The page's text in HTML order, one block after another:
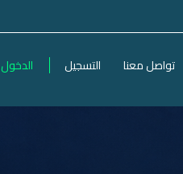
تواصل معنا التسجيل الدخول